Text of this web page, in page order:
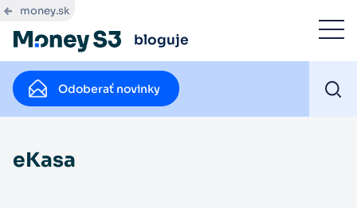
money.sk
bloguje
Odoberať novinky
eKasa